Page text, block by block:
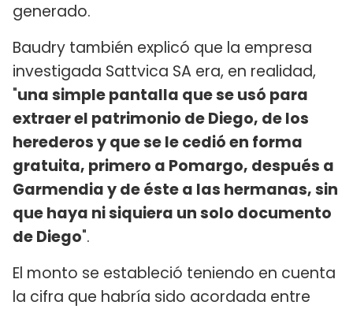
generado.
Baudry también explicó que la empresa
investigada Sattvica SA era, en realidad,
"una simple pantalla que se usó para
extraer el patrimonio de Diego, de los
herederos y que se le cedió en forma
gratuita, primero a Pomargo, después a
Garmendia y de éste a las hermanas, sin
que haya ni siquiera un solo documento
de Diego".
El monto se estableció teniendo en cuenta
la cifra que habría sido acordada entre